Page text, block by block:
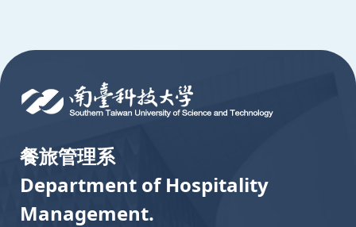
餐旅管理系
Department of Hospitality
Management.